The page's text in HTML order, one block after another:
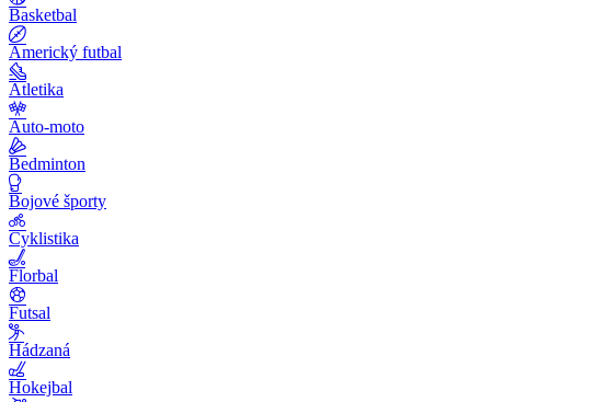
Basketbal
Americký futbal
Atletika
Auto-moto
Bedminton
Bojové športy
Cyklistika
Florbal
Futsal
Hádzaná
Hokejbal